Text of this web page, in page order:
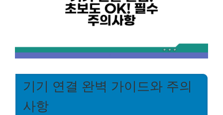
기기 연결 완벽 가이드와 주의
사항